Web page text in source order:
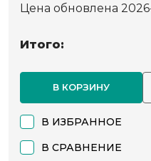
Цена обновлена
Итого:
В КОРЗИНУ
В ИЗБРАННОЕ
В СРАВНЕНИЕ